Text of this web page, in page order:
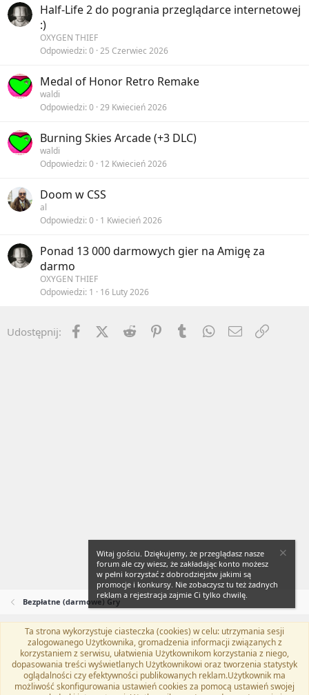
Half-Life 2 do pogrania przeglądarce internetowej
:)
OXYGEN THIEF
Odpowiedzi 0 25 Czerwiec 2026
Medal of Honor Retro Remake
waldi
Odpowiedzi 0 29 Kwiecień 2026
Burning Skies Arcade (+3 DLC)
waldi
Odpowiedzi 0 12 Kwiecień 2026
Doom w CSS
al
Odpowiedzi 0 1 Kwiecień 2026
Ponad 13 000 darmowych gier na Amigę za
darmo
OXYGEN THIEF
Odpowiedzi 1 16 Luty 2026
Udostępnij: FacebookX (Twitter)
Reddit PinterestTumblr WhatsApp
Email
Bezpłatne (darmowe) Gry
Flat Awesome + (Parent DO NOT EDIT)
Polski (PL)
Kontakt
Regulamin Polityka prywatności Pomoc
TwitterKontakt
RSS
Witaj gościu. Dziękujemy, że przeglądasz nasze
forum ale czy wiesz, że zakładając konto możesz
w pełni korzystać z dobrodziejstw jakimi są
promocje i konkursy. Nie zobaczysz tu też żadnych
reklam a rejestracja zajmie Ci tylko chwilę.
Ta strona wykorzystuje ciasteczka (cookies) w celu: utrzymania sesji
zalogowanego Użytkownika, gromadzenia informacji związanych z
korzystaniem z serwisu, ułatwienia Użytkownikom korzystania z niego,
dopasowania treści wyświetlanych Użytkownikowi oraz tworzenia statystyk
oglądalności czy efektywności publikowanych reklam.Użytkownik ma
możliwość skonfigurowania ustawień cookies za pomocą ustawień swojej